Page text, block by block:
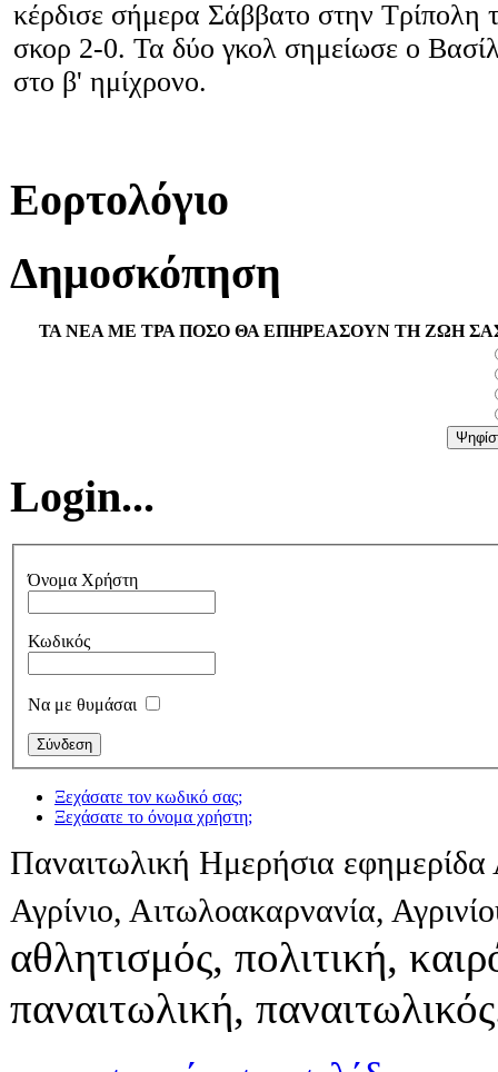
κέρδισε σήμερα Σάββατο στην Τρίπολη
σκορ 2-0. Τα δύο γκολ σημείωσε ο
στο β' ημίχρονο.
Εορτολόγιο
Δημοσκόπηση
ΤΑ ΝΕΑ ΜΕ ΤΡΑ ΠΟΣΟ ΘΑ ΕΠΗΡΕΑΣΟΥΝ ΤΗ ΖΩΗ
Login...
Όνομα Χρήστη
Κωδικός
Να με θυμάσαι
Ξεχάσατε τον κωδικό σας;
Ξεχάσατε το όνομα χρήστη;
Παναιτωλική Ημερήσια εφημερίδα
Αγρίνιο, Αιτωλοακαρνανία,
αθλητισμός, πολιτική,
παναιτωλική,